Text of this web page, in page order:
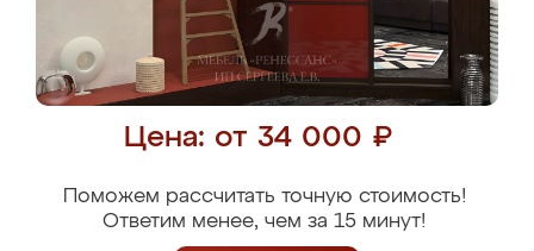
Цена: от 34 000 ₽
Поможем рассчитать точную стоимость!
Ответим менее, чем за 15 минут!